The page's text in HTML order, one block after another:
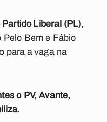
Liberal (PL),
Pelo Bem e Fábio
para a vaga na
o PV, Avante,
.